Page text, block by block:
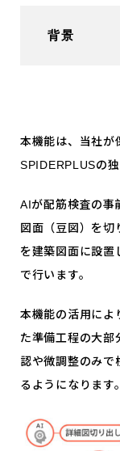
背景
本機能は、当社が
SPIDERPLUSの独
AIが配筋検査の事
図面（豆図）を切
を建築図面に設置
で行います。
本機能の活用によ
た準備工程の大部
認や微調整のみで
るようになります。